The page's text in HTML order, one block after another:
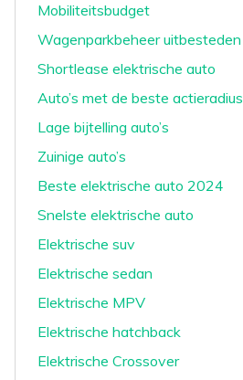
Mobiliteitsbudget
Wagenparkbeheer uitbesteden
Shortlease elektrische auto
Auto’s met de beste actieradius
Lage bijtelling auto’s
Zuinige auto’s
Beste elektrische auto 2024
Snelste elektrische auto
Elektrische suv
Elektrische sedan
Elektrische MPV
Elektrische hatchback
Elektrische Crossover